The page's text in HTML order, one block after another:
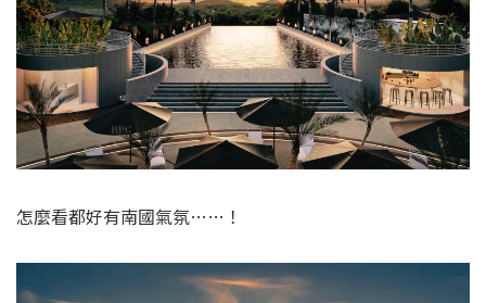
怎麼看都好有南國氣氛……！